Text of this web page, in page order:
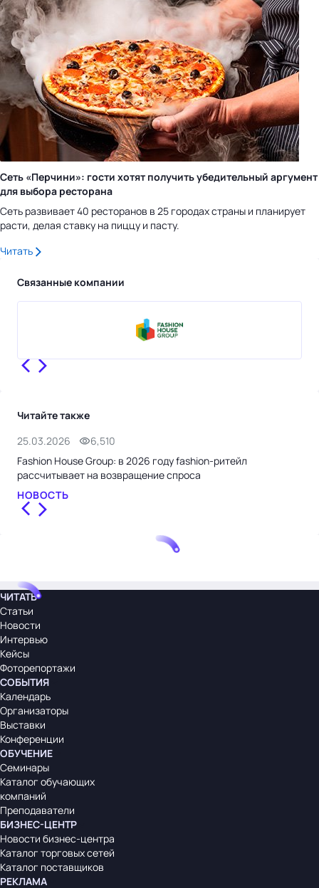
Сеть «Перчини»: гости хотят получить убедительный аргумент
для выбора ресторана
Сеть развивает 40 ресторанов в 25 городах страны и планирует
расти, делая ставку на пиццу и пасту.
Читать
Связанные компании
Читайте также
25.03.2026
6,510
Fashion House Group: в 2026 году fashion-ритейл
рассчитывает на возвращение спроса
НОВОСТЬ
ЧИТАТЬ
Статьи
Новости
Интервью
Кейсы
Фоторепортажи
СОБЫТИЯ
Календарь
Организаторы
Выставки
Конференции
ОБУЧЕНИЕ
Семинары
Каталог обучающих
компаний
Преподаватели
БИЗНЕС-ЦЕНТР
Новости бизнес-центра
Каталог торговых сетей
Каталог поставщиков
РЕКЛАМА